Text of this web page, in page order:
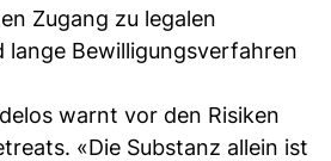
Zugang zu legalen
lange Bewilligungsverfahren
warnt vor den Risiken
«Die Substanz allein ist